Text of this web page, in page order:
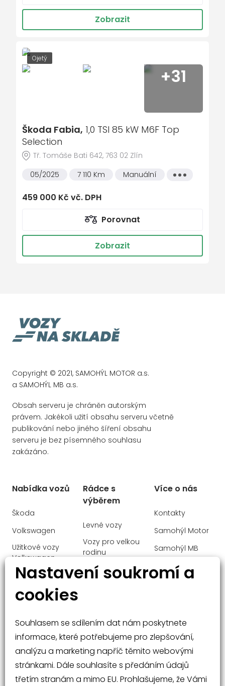
automaticky zatmavovací zrcátka
zadní stěrač
Zobrazit
Ojetý
+31
Škoda Fabia, 1,0 TSI 85 kW M6F Top
Selection
Tř. Tomáše Bati 642, 763 02 Zlín
05/2025
7 110 Km Manuální
Všechny
459 000 Kč vč. DPH
Porovnat
Zobrazit
Copyright © 2021, SAMOHÝL MOTOR a.s.
a SAMOHÝL MB a.s.
Obsah serveru je chráněn autorským
právem. Jakékoli užití obsahu serveru včetně
publikování nebo jiného šíření obsahu
serveru je bez písemného souhlasu
zakázáno.
Nabídka vozů
Škoda
Volkswagen
Užitkové vozy
Volkswagen
Audi
Mercedes-Benz
Rádce s
výběrem
Levné vozy
Vozy pro velkou
rodinu
Manažerské
vozy
SUV
Více o nás
Kontakty
Samohýl Motor
Samohýl MB
Ochrana
osobních údajů
Nastavení soukromí a
cookies
Souhlasem se sdílením dat nám poskytnete
informace, které potřebujeme pro zlepšování,
analýzu a marketing napříč těmito webovými
stránkami. Dále souhlasíte s předáním údajů
třetím stranám a mimo EU. Prohlašujeme, že Vámi